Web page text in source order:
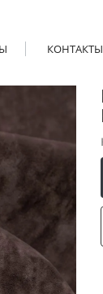
КОНТАКТЫ